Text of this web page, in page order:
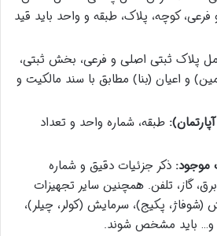
کوچه، پلاک، طبقه و واحد باید قید
پلاک ثبتی اصلی و فرعی، بخش ثبتی،
و اعیان (بنا) مطابق با سند مالکیت و
طبقه، شماره واحد و تعداد
موجود: ذکر جزئیات دقیق و شماره
گاز، تلفن. همچنین سایر تجهیزات
(شوفاژ، پکیج)، سرمایش (کولر، چیلر)،
و… باید مشخص شوند.